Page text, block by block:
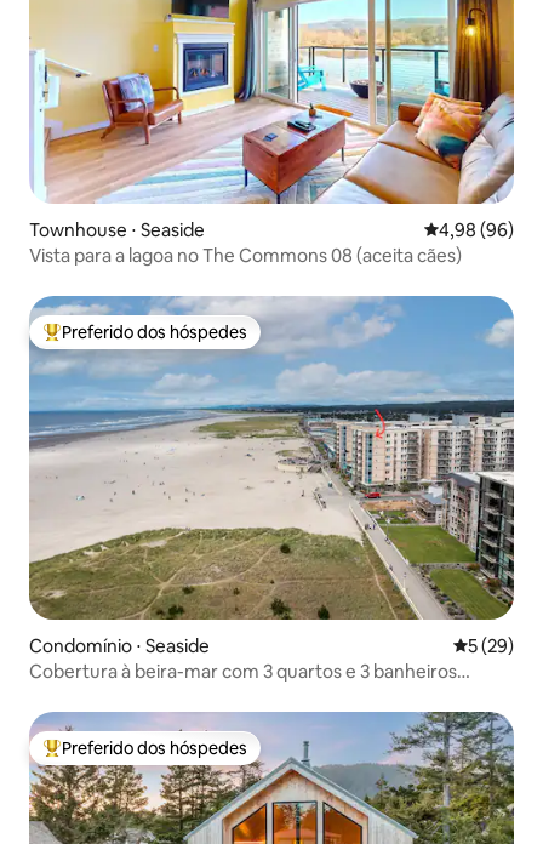
Townhouse ⋅ Seaside 4,98 de uma
4,98 (96)
Vista para a lagoa no The Commons 08 (aceita cães)
Entre os melhores preferidos dos hóspedes
Preferido dos hóspedes
Condomínio ⋅ Seaside 5 de uma
5 (29)
Cobertura à beira-mar com 3 quartos e 3 banheiros
Entre os melhores preferidos dos hóspedes
Preferido dos hóspedes